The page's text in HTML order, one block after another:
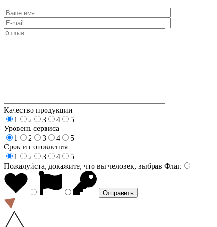
Качество продукции
1
2 3 4
5
Уровень сервиса
1
2 3 4
5
Срок изготовления
1
2 3 4
5
Пожалуйста, докажите, что вы человек, выбрав Флаг.